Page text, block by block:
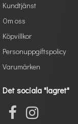
Kundtjänst
Om oss
Köpvillkor
Personuppgiftspolicy
Varumärken
Det sociala "lagret"